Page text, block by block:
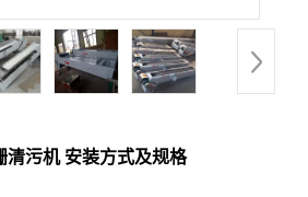
清污机 安装方式及规格